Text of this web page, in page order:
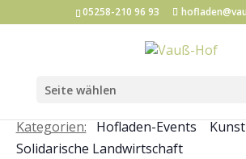
05258-210 96 93
Seite wählen
Kategorien: Hofladen-Events
Solidarische Landwirtschaft